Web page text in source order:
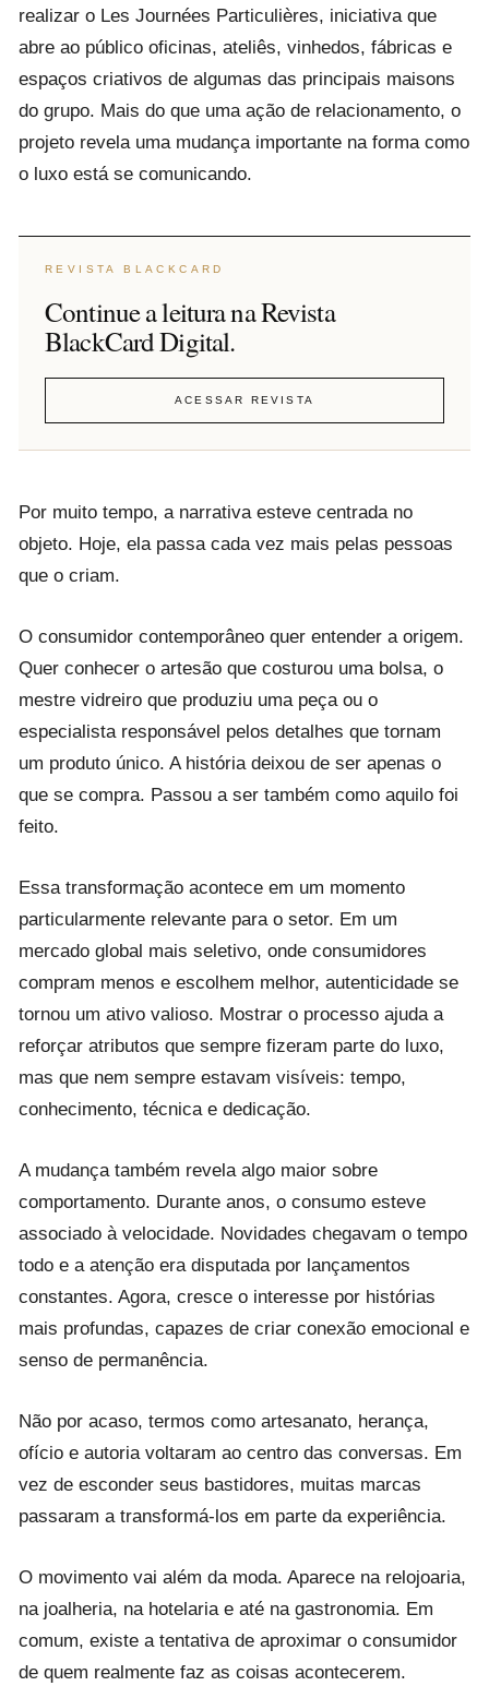
realizar o Les Journées Particulières, iniciativa que
abre ao público oficinas, ateliês, vinhedos, fábricas e
espaços criativos de algumas das principais maisons
do grupo. Mais do que uma ação de relacionamento, o
projeto revela uma mudança importante na forma como
o luxo está se comunicando.
REVISTA BLACKCARD
Continue a leitura na Revista
BlackCard Digital.
ACESSAR REVISTA
Por muito tempo, a narrativa esteve centrada no
objeto. Hoje, ela passa cada vez mais pelas pessoas
que o criam.
O consumidor contemporâneo quer entender a origem.
Quer conhecer o artesão que costurou uma bolsa, o
mestre vidreiro que produziu uma peça ou o
especialista responsável pelos detalhes que tornam
um produto único. A história deixou de ser apenas o
que se compra. Passou a ser também como aquilo foi
feito.
Essa transformação acontece em um momento
particularmente relevante para o setor. Em um
mercado global mais seletivo, onde consumidores
compram menos e escolhem melhor, autenticidade se
tornou um ativo valioso. Mostrar o processo ajuda a
reforçar atributos que sempre fizeram parte do luxo,
mas que nem sempre estavam visíveis: tempo,
conhecimento, técnica e dedicação.
A mudança também revela algo maior sobre
comportamento. Durante anos, o consumo esteve
associado à velocidade. Novidades chegavam o tempo
todo e a atenção era disputada por lançamentos
constantes. Agora, cresce o interesse por histórias
mais profundas, capazes de criar conexão emocional e
senso de permanência.
Não por acaso, termos como artesanato, herança,
ofício e autoria voltaram ao centro das conversas. Em
vez de esconder seus bastidores, muitas marcas
passaram a transformá-los em parte da experiência.
O movimento vai além da moda. Aparece na relojoaria,
na joalheria, na hotelaria e até na gastronomia. Em
comum, existe a tentativa de aproximar o consumidor
de quem realmente faz as coisas acontecerem.